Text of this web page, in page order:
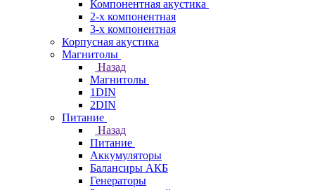
Компонентная акустика
2-х компонентная
3-х компонентная
Корпусная акустика
Магнитолы
Назад
Магнитолы
1DIN
2DIN
Питание
Назад
Питание
Аккумуляторы
Балансиры АКБ
Генераторы